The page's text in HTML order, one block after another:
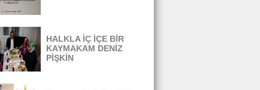
HALKLA İÇ İÇE BİR
KAYMAKAM DENİZ
PİŞKİN